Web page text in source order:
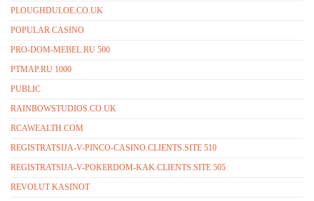
PLOUGHDULOE.CO.UK
POPULAR CASINO
PRO-DOM-MEBEL.RU 500
PTMAP.RU 1000
PUBLIC
RAINBOWSTUDIOS.CO.UK
RCAWEALTH.COM
REGISTRATSIJA-V-PINCO-CASINO.CLIENTS.SITE 510
REGISTRATSIJA-V-POKERDOM-KAK.CLIENTS.SITE 505
REVOLUT KASINOT